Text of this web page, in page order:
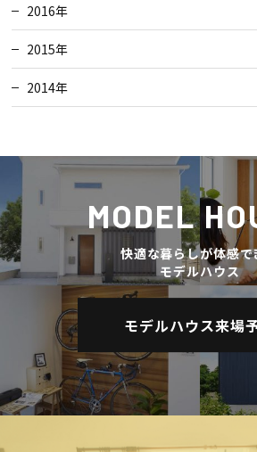
2016年
2015年
2014年
MODEL
快適な暮らしが体感で
モデルハウス
モデルハウス来場